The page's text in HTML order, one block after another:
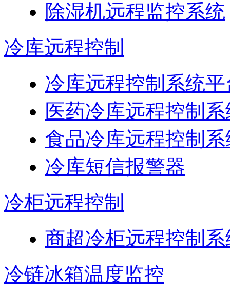
除湿机远程监控系统
冷库远程控制
冷库远程控制系统平
医药冷库远程控制
食品冷库远程控制
冷库短信报警器
冷柜远程控制
商超冷柜远程控制
冷链冰箱温度监控